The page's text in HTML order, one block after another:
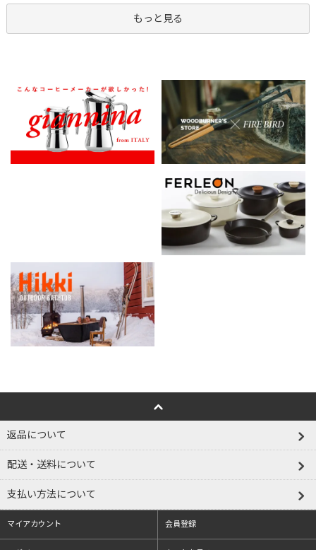
もっと見る
返品について
配送・送料について
支払い方法について
マイアカウント 会員登録